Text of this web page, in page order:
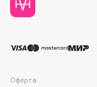
Dolce & Gabbana
DP Daily Perfection
Dr.Althea
Оферта